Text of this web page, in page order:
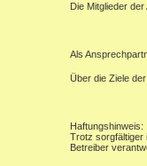
Die Mitglieder
Als
Über die Ziele
Haftungshinweis:
Trotz sorgfältiger
Betreiber